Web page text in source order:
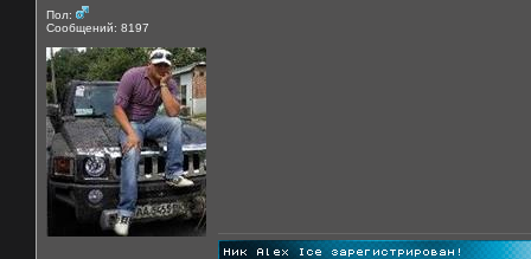
Пол:
Сообщений: 8197